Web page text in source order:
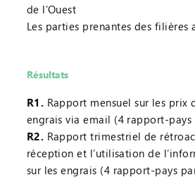
de l’Ouest
Les parties prenantes des filières
Résultats
R1. Rapport mensuel sur les prix
engrais via email (4 rapport-pays
R2. Rapport trimestriel de
réception et l’utilisation de
sur les engrais (4 rapport-pays